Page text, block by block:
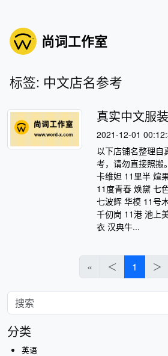
尚词工作室
标签: 中文店名参考
真实中文服
2021-12-01
以下店铺名整理自
考，请勿直接照搬
卡维妲 11里半 煊
11度青春 焕黛 七
七波辉 华模 11号
千仞岗 11港 池上
衣 汉典牛...
« ＜ 1 ＞
分类
英语